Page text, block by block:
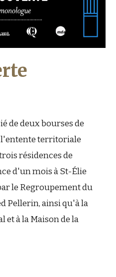
de deux bourses de
l'entente territoriale
troisrésidences de
e d'un mois à St-Élie
le Regroupement du
Pellerin, ainsi qu'à la
et à la Maison de la